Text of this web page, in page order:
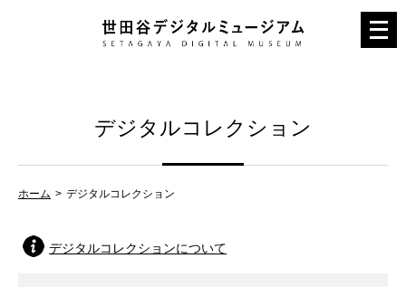
メ
ニ
デジタルコレクション
ホーム デジタルコレクション
デジタルコレクションについて